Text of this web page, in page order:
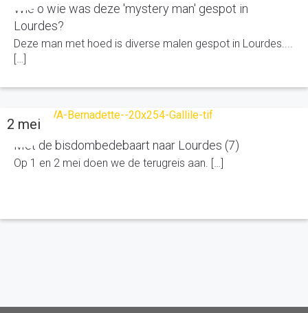
Wie o wie was deze 'mystery man' gespot in
Lourdes?
Deze man met hoed is diverse malen gespot in Lourdes....
[…]
Met de bisdombedebaart naar Lourdes (7)
Op 1 en 2 mei doen we de terugreis aan. […]
2 mei